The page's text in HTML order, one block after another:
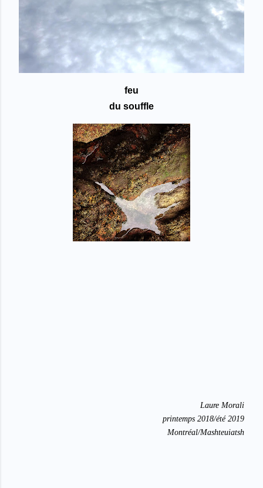
feu
du souffle
Laure Morali
printemps 2018/été 2019
Montréal/Mashteuiatsh